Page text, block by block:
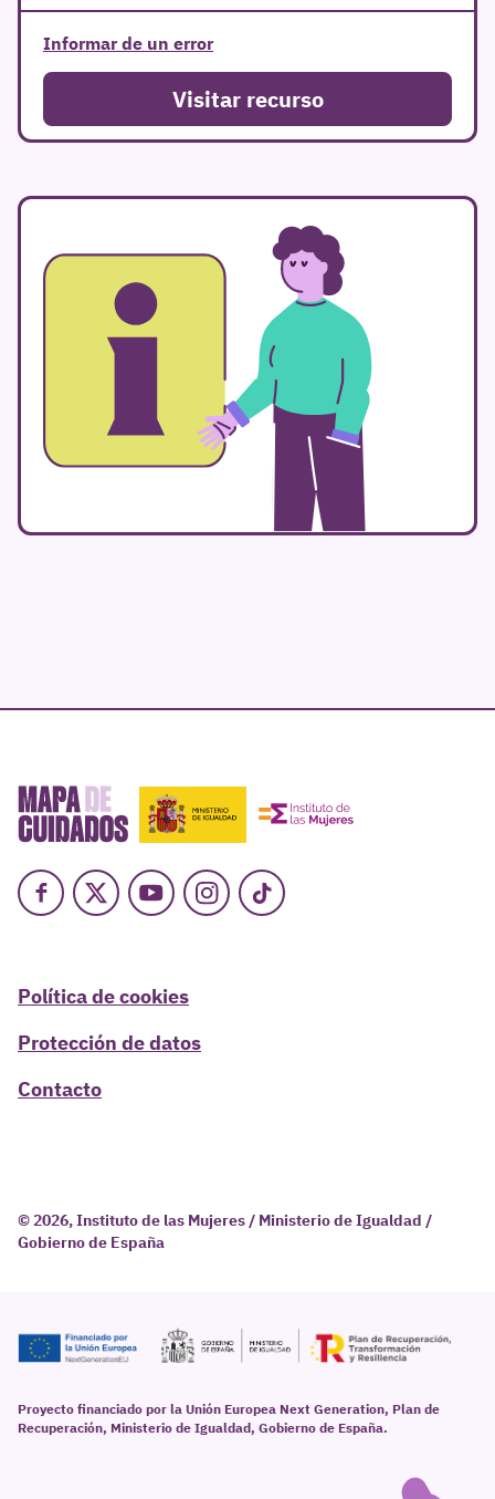
Informar de un error
Visitar recurso
Facebook
X YoutubeInstagram
TikTok
Política de cookies
Protección de datos
Contacto
© 2026, Instituto de las Mujeres / Ministerio de Igualdad /
Gobierno de España
Proyecto financiado por la Unión Europea Next Generation, Plan de
Recuperación, Ministerio de Igualdad, Gobierno de España.